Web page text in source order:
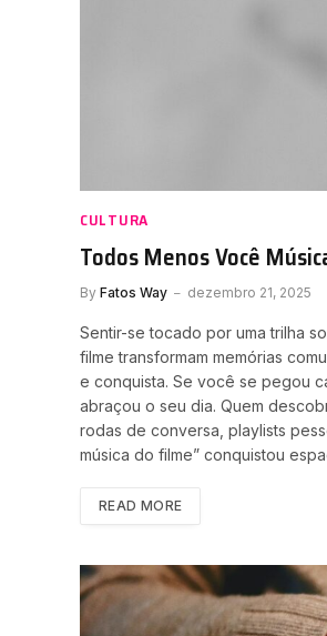
CULTURA
Todos Menos Você
By Fatos Way dezembro 21, 2025
Sentir-se tocado por uma trilha
filme transformam memórias
e conquista. Se você se pegou
abraçou o seu dia. Quem
rodas de conversa, playlists
música do filme” conquistou
READ MORE